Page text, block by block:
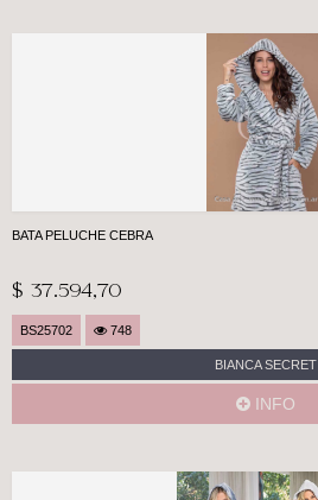
BATA PELUCHE CEBRA
$ 37.594,70
BS25702 748
BIANCA SECRET
INFO